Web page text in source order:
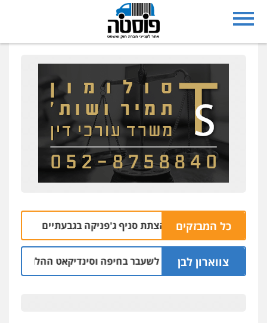
כל המבזקים
למעורבות בהצתת סניף ג'פניקה בגבעתיים 06.08 | 22:58
צווארון לבן
אישום: יו"ר ש"ס לשעבר בחיפה וסינדיקאט ההלוואות של